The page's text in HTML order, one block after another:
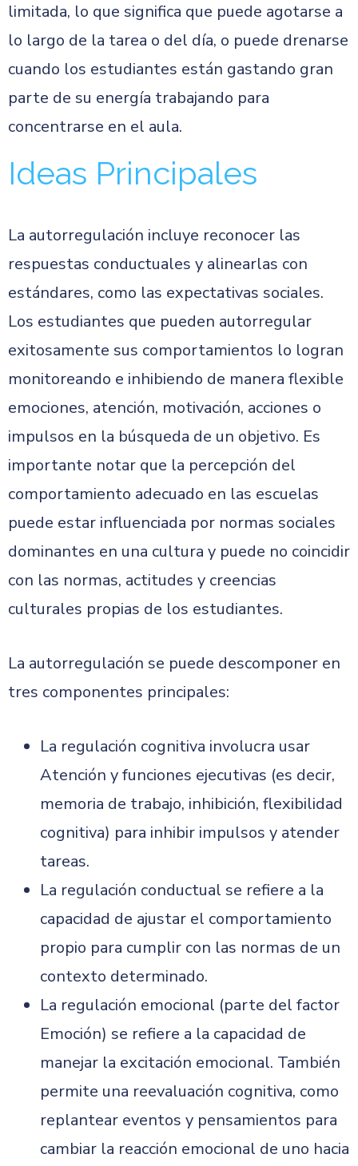
limitada, lo que significa que puede agotarse a
lo largo de la tarea o del día, o puede drenarse
cuando los estudiantes están gastando gran
parte de su energía trabajando para
concentrarse en el aula.
Ideas Principales
La autorregulación incluye reconocer las
respuestas conductuales y alinearlas con
estándares, como las expectativas sociales.
Los estudiantes que pueden autorregular
exitosamente sus comportamientos lo logran
monitoreando e inhibiendo de manera flexible
emociones, atención, motivación, acciones o
impulsos en la búsqueda de un objetivo. Es
importante notar que la percepción del
comportamiento adecuado en las escuelas
puede estar influenciada por normas sociales
dominantes en una cultura y puede no coincidir
con las normas, actitudes y creencias
culturales propias de los estudiantes.
La autorregulación se puede descomponer en
tres componentes principales:
La regulación cognitiva involucra usar
Atención y funciones ejecutivas (es decir,
memoria de trabajo, inhibición, flexibilidad
cognitiva) para inhibir impulsos y atender
tareas.
La regulación conductual se refiere a la
capacidad de ajustar el comportamiento
propio para cumplir con las normas de un
contexto determinado.
La regulación emocional (parte del factor
Emoción) se refiere a la capacidad de
manejar la excitación emocional. También
permite una reevaluación cognitiva, como
replantear eventos y pensamientos para
cambiar la reacción emocional de uno hacia